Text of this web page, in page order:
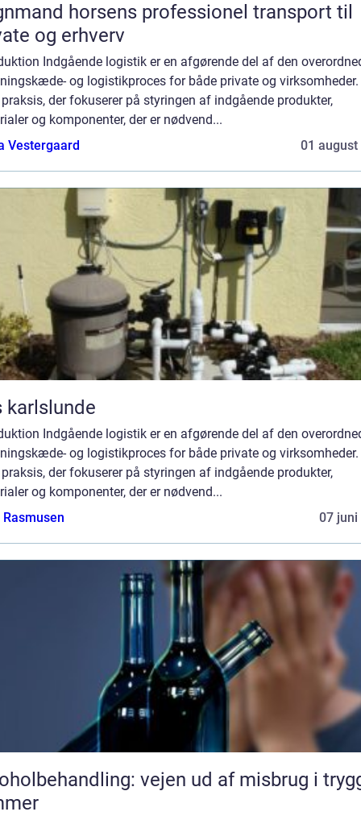
horsens professionel transport til
og erhverv
Indgående logistik er en afgørende del af den
og logistikproces for både private og virksomheder.
praksis, der fokuserer på styringen af indgående produkter,
og komponenter, der er nødvend...
Vestergaard
01 august
karlslunde
Indgående logistik er en afgørende del af den
og logistikproces for både private og virksomheder.
praksis, der fokuserer på styringen af indgående produkter,
og komponenter, der er nødvend...
07 juni
vejen ud af misbrug i